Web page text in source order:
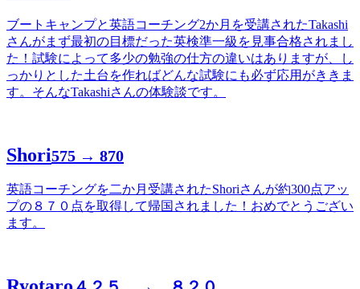
ブートキャンプと英語コーチング2か月を受講されたTakashi
さんがまず最初の目標だった英検準一級を見事合格されまし
た！試験によって多少の勉強の仕方の違いはありますが、し
っかりとした土台を作ればどんな試験にも必ず応用がききま
す。そんなTakashiさんの体験談です。
Shori575 → 870
英語コーチングを二か月受講されたShoriさんが約300点アッ
プの８７０点を取得して帰国されました！おめでとうござい
ます。